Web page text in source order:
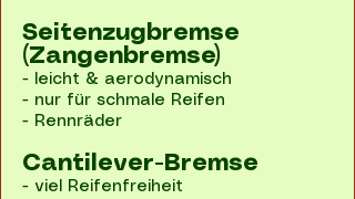
Seitenzugbremse
(Zangenbremse)
- leicht & aerodynamisch
- nur für schmale Reifen
- Rennräder
Cantilever-Bremse
- viel Reifenfreiheit